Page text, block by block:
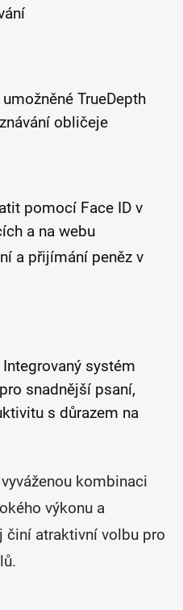
TrueDepth
obličeje
pomocí Face ID v
a na webu
a přijímání peněz v
Integrovaný systém
snadnější psaní,
s důrazem na
kombinaci
výkonu a
činí atraktivní volbu pro